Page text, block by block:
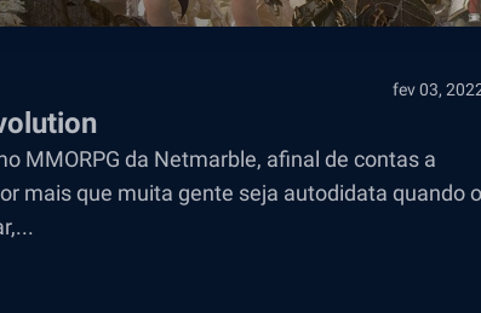
fev 03,
MMORPG da Netmarble, afinal de contas a
mais que muita gente seja autodidata quando o